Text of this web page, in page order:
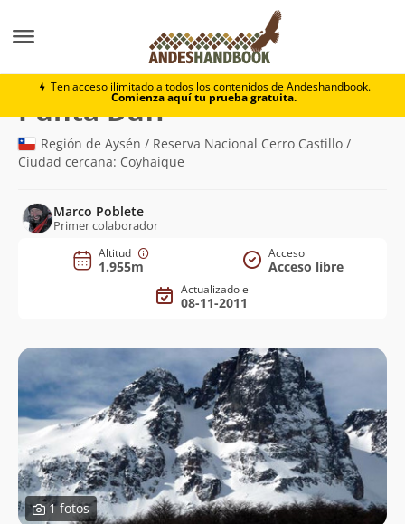
Ten acceso ilimitado a todos los contenidos de Andeshandbook.
Comienza aquí tu prueba gratuita.
Punta Duff
Punta Duff(1.955m)
Región de Aysén / Reserva Nacional Cerro Castillo /
Ciudad cercana: Coyhaique
Marco Poblete
Primer colaborador
Altitud
1.955m
Acceso
Acceso libre
Actualizado el
08-11-2011
1 fotos